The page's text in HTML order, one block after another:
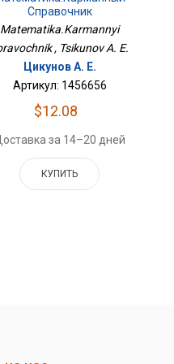
Справочник
Matematika.Karmannyi
, Tsikunov A. E.
Цикунов А. Е.
Артикул: 1456656
$12.08
за 14–20 дней
КУПИТЬ